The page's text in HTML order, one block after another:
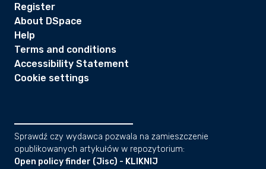
Register
About DSpace
Help
Terms and conditions
Accessibility Statement
Cookie settings
Sprawdź czy wydawca pozwala na zamieszczenie
opublikowanych artykułów w repozytorium:
Open policy finder (Jisc) - KLIKNIJ